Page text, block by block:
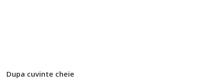
Dupa cuvinte cheie